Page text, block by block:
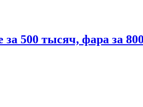
500 тысяч, фара за